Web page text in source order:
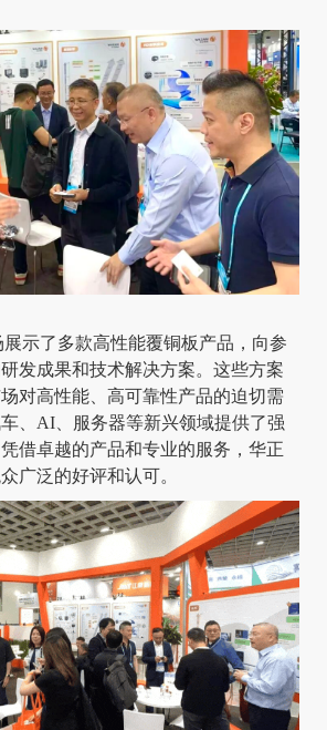
示了多款高性能覆铜板产品，向参
发成果和技术解决方案。这些方案
对高性能、高可靠性产品的迫切需
、AI、服务器等新兴领域提供了强
借卓越的产品和专业的服务，华正
广泛的好评和认可。